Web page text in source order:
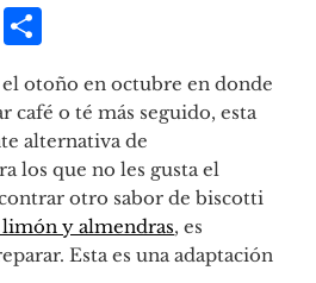
WhatsApp
el otoño en octubre en donde
café o té más seguido, esta
alternativa de
los que no les gusta el
otro sabor de biscotti
y almendras, es
Esta es una adaptación